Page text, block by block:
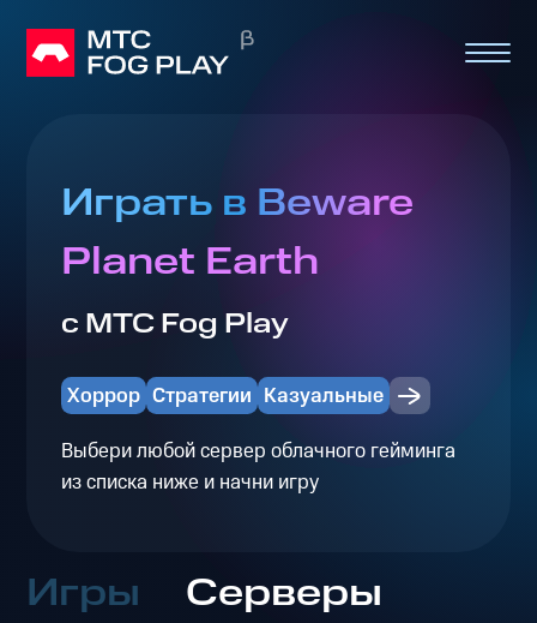
Играть в Beware
Planet Earth
с МТС Fog Play
Хоррор Стратегии Казуальные
Выбери любой сервер облачного гейминга
из списка ниже и начни игру
Игры Серверы